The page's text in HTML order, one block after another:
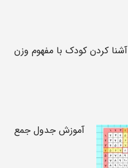
آشنا کردن کودک با مفهوم وزن
آموزش جدول جمع